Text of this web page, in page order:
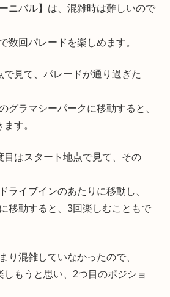
ニバル】は、混雑時は難しいので
数回パレードを楽しめます。
で見て、パレードが通り過ぎた
グラマシーパークに移動すると、
す。
目はスタート地点で見て、その
ライブインのあたりに移動し、
移動すると、3回楽しむこともで
り混雑していなかったので、
しもうと思い、2つ目のポジショ